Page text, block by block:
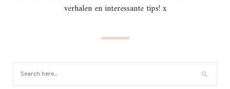
verhalen en interessante tips! x